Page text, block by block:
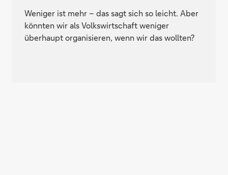
Weniger ist mehr – das sagt sich so leicht. Aber
könnten wir als Volkswirtschaft weniger
überhaupt organisieren, wenn wir das wollten?